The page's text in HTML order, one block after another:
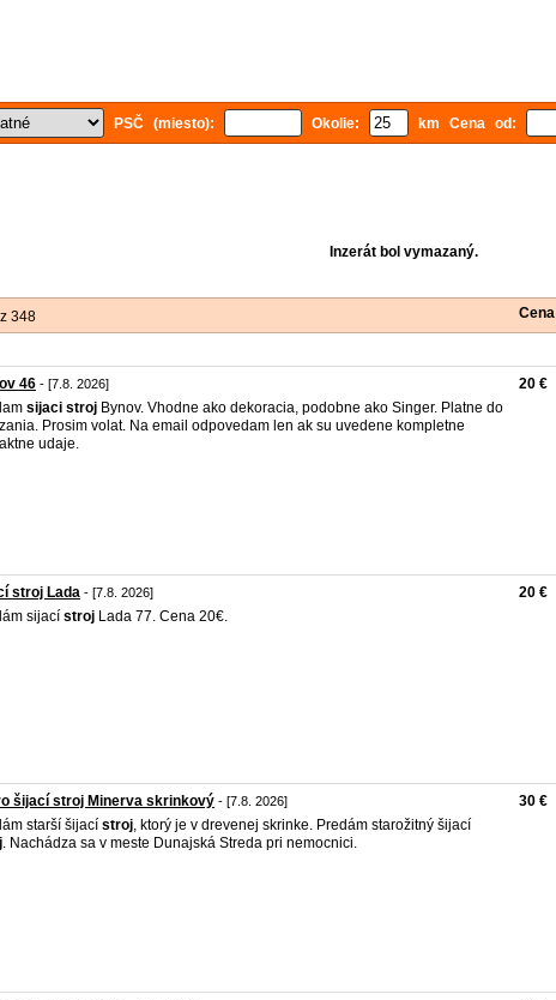
PSČ (miesto): Okolie: km Cena od:
Inzerát bol vymazaný.
348 Cena
46 - [7.8. 2026]
sijaci stroj Bynov. Vhodne ako dekoracia, podobne ako Singer. Platne do
Prosim volat. Na email odpovedam len ak su uvedene kompletne
udaje.
20 €
stroj Lada - [7.8. 2026]
sijací stroj Lada 77. Cena 20€.
20 €
šijací stroj Minerva skrinkový - [7.8. 2026]
starší šijací stroj, ktorý je v drevenej skrinke. Predám starožitný šijací
. Nachádza sa v meste Dunajská Streda pri nemocnici.
30 €